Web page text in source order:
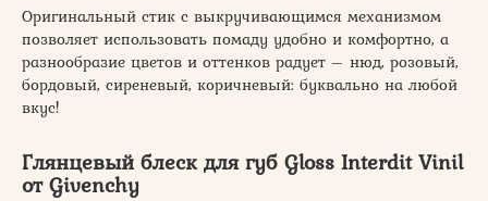
Оригинальный стик с выкручивающимся механизмом
позволяет использовать помаду удобно и комфортно, а
разнообразие цветов и оттенков радует – нюд, розовый,
бордовый, сиреневый, коричневый: буквально на любой
вкус!
Глянцевый блеск для губ Gloss Interdit Vinil
от Givenchy